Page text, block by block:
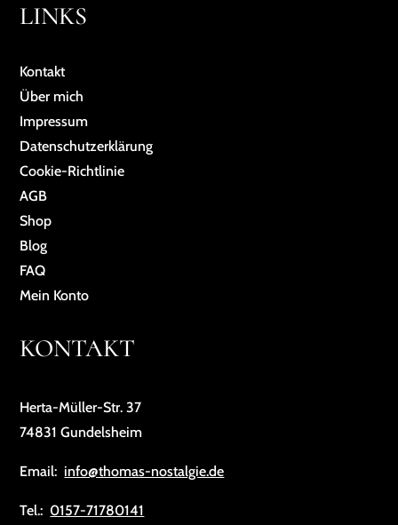
LINKS
Kontakt
Über mich
Impressum
Da­ten­schutz­er­klä­rung
Cookie-Richtlinie
AGB
Shop
Blog
FAQ
Mein Konto
KONTAKT
Herta-Müller-Str. 37
74831 Gundelsheim
Email: info@thomas-nostalgie.de
Tel.: 0157-71780141